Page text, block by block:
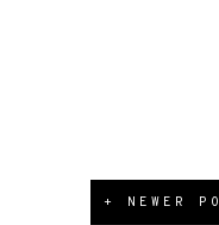
+ NEWER